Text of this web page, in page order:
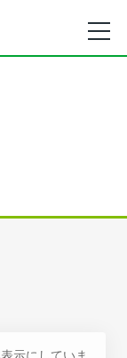
示にしていま